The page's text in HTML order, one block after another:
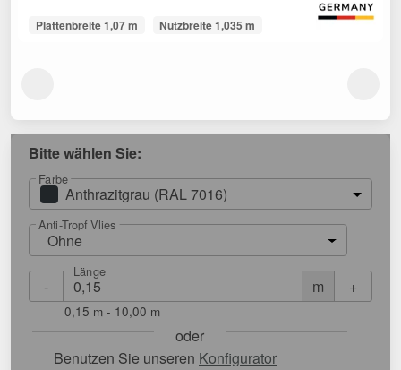
Plattenbreite 1,07 m Nutzbreite 1,035 m
Bitte wählen Sie:
Farbe
Anthrazitgrau (RAL 7016)
Anti-Tropf Vlies
Ohne
- m
Länge
+
0,15 m - 10,00 m
oder
Benutzen Sie unseren Konfigurator